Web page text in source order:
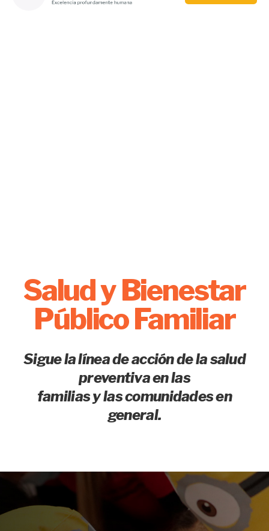
Salud y Bienestar
Público Familiar
Sigue la línea de acción de la salud
preventiva en las
familias y las comunidades en
general.